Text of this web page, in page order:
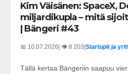
Kim Väisänen: SpaceX,
miljardikupla – mitä
| Bängeri #43
📅 10.07.2026 | 👁️ 8 203 Startupit ja
Tällä kertaa Bängeriin saapuu